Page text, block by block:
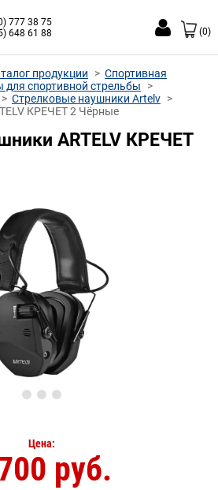
777 38 75
648 61 88
(0)
продукции
Спортивная
для спортивной стрельбы
Стрелковые наушники Artelv
КРЕЧЕТ 2 Чёрные
ARTELV КРЕЧЕТ
Цена:
руб.